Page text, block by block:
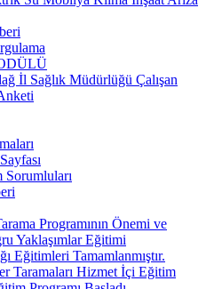
İl Sağlık Müdürlüğü Çalışan
Programının Önemi ve
Yaklaşımlar Eğitimi
Eğitimleri Tamamlanmıştır.
Taramaları Hizmet İçi Eğitim